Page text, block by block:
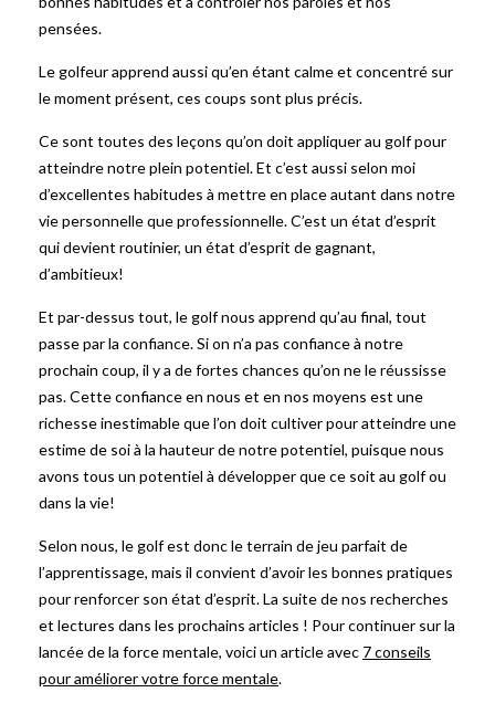
pensées.
Le golfeur apprend aussi qu’en étant calme et concentré sur
le moment présent, ces coups sont plus précis.
Ce sont toutes des leçons qu’on doit appliquer au golf pour
atteindre notre plein potentiel. Et c’est aussi selon moi
d’excellentes habitudes à mettre en place autant dans notre
vie personnelle que professionnelle. C’est un état d’esprit
qui devient routinier, un état d’esprit de gagnant,
d’ambitieux!
Et par-dessus tout, le golf nous apprend qu’au final, tout
passe par la confiance. Si on n’a pas confiance à notre
prochain coup, il y a de fortes chances qu’on ne le réussisse
pas. Cette confiance en nous et en nos moyens est une
richesse inestimable que l’on doit cultiver pour atteindre une
estime de soi à la hauteur de notre potentiel, puisque nous
avons tous un potentiel à développer que ce soit au golf ou
dans la vie!
Selon nous, le golf est donc le terrain de jeu parfait de
l’apprentissage, mais il convient d’avoir les bonnes pratiques
pour renforcer son état d’esprit. La suite de nos recherches
et lectures dans les prochains articles ! Pour continuer sur la
lancée de la force mentale, voici un article avec 7 conseils
pour améliorer votre force mentale.